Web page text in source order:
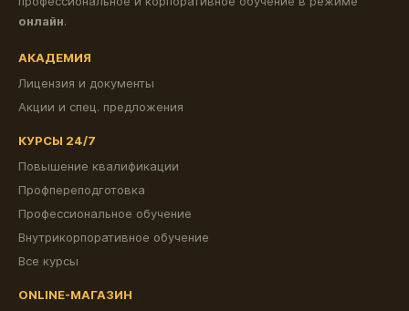
онлайн.
АКАДЕМИЯ
Лицензия и документы
Акции и спец. предложения
КУРСЫ 24/7
Повышение квалификации
Профпереподготовка
Профессиональное обучение
Внутрикорпоративное обучение
Все курсы
ONLINE-МАГАЗИН